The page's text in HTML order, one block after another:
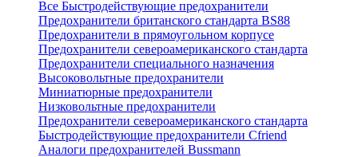
Все Быстродействующие предохранители
Предохранители британского стандарта BS88
Предохранители в прямоугольном корпусе
Предохранители североамериканского стандарта
Предохранители специального назначения
Высоковольтные предохранители
Миниатюрные предохранители
Низковольтные предохранители
Предохранители североамериканского стандарта
Быстродействующие предохранители Cfriend
Аналоги предохранителей Bussmann